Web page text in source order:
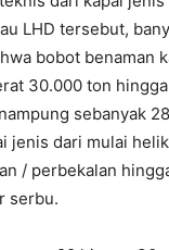
LHD tersebut,
bobot benaman
30.000 ton
sebanyak
jenis dari mulai
/ perbekalan
serbu.